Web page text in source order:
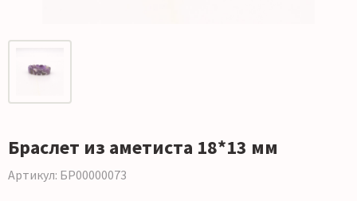
Браслет из аметиста 18*13 мм
Артикул: БР00000073